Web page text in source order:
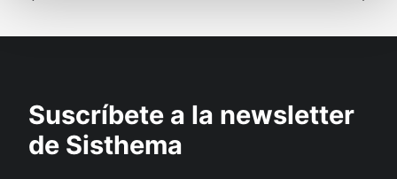
Suscríbete a la newsletter
de Sisthema